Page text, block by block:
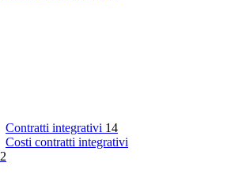
Contratti integrativi 14
Costi contratti integrativi
2